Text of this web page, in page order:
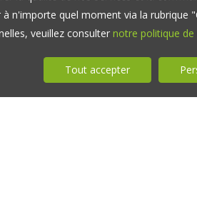
n'importe quel moment via la
veuillez consulter notre politique
Tout accepter